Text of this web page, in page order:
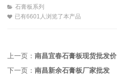
石膏板系列
已有6601人浏览了本产品
上一页： 南昌宜春石膏板现货批发价
下一页： 南昌新余石膏板厂家批发